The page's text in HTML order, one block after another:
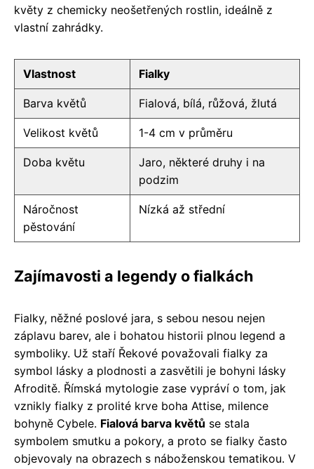
květy z chemicky neošetřených rostlin, ideálně z
vlastní zahrádky.
Vlastnost Fialky
Barva květů Fialová, bílá, růžová, žlutá
Velikost květů 1-4 cm v průměru
Doba květu
Jaro, některé druhy i na
podzim
Náročnost
pěstování
Nízká až střední
Zajímavosti a legendy o fialkách
Fialky, něžné poslové jara, s sebou nesou nejen
záplavu barev, ale i bohatou historii plnou legend a
symboliky. Už staří Řekové považovali fialky za
symbol lásky a plodnosti a zasvětili je bohyni lásky
Afroditě. Římská mytologie zase vypráví o tom, jak
vznikly fialky z prolité krve boha Attise, milence
bohyně Cybele. Fialová barva květů se stala
symbolem smutku a pokory, a proto se fialky často
objevovaly na obrazech s náboženskou tematikou. V